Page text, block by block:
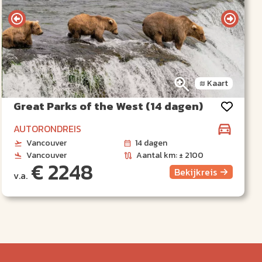
Kaart
Great Parks of the West (14 dagen)
AUTORONDREIS
Vancouver
14 dagen
Vancouver
Aantal km: ± 2100
v.a. € 2248 Bekijkreis